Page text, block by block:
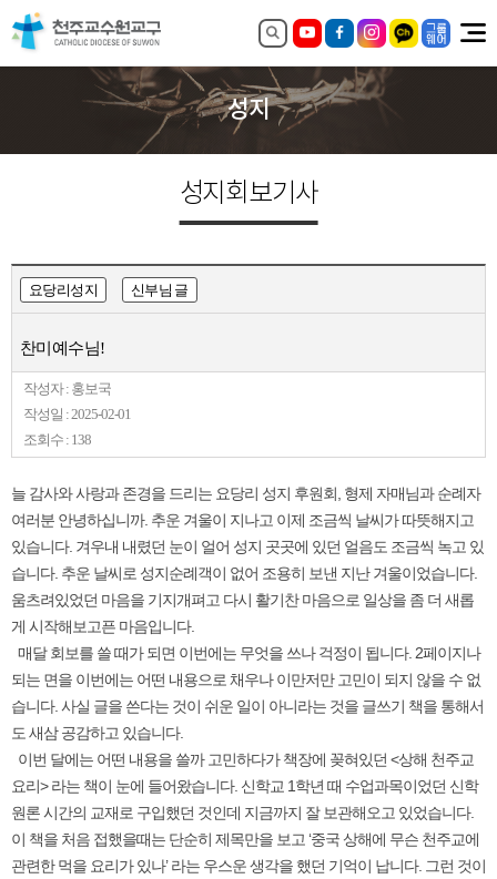
성지
성지회보기사
요당리성지 신부님 글
찬미예수님!
작성자 : 홍보국
작성일 : 2025-02-01
조회수 : 138
늘 감사와 사랑과 존경을 드리는 요당리 성지 후원회, 형제 자매님과 순례자
여러분 안녕하십니까. 추운 겨울이 지나고 이제 조금씩 날씨가 따뜻해지고
있습니다. 겨우내 내렸던 눈이 얼어 성지 곳곳에 있던 얼음도 조금씩 녹고 있
습니다. 추운 날씨로 성지순례객이 없어 조용히 보낸 지난 겨울이었습니다.
움츠려있었던 마음을 기지개펴고 다시 활기찬 마음으로 일상을 좀 더 새롭
게 시작해보고픈 마음입니다.
매달 회보를 쓸 때가 되면 이번에는 무엇을 쓰나 걱정이 됩니다. 2페이지나
되는 면을 이번에는 어떤 내용으로 채우나 이만저만 고민이 되지 않을 수 없
습니다. 사실 글을 쓴다는 것이 쉬운 일이 아니라는 것을 글쓰기 책을 통해서
도 새삼 공감하고 있습니다.
이번 달에는 어떤 내용을 쓸까 고민하다가 책장에 꽂혀있던 <상해 천주교
요리> 라는 책이 눈에 들어왔습니다. 신학교 1학년 때 수업과목이었던 신학
원론 시간의 교재로 구입했던 것인데 지금까지 잘 보관해오고 있었습니다.
이 책을 처음 접했을때는 단순히 제목만을 보고 ‘중국 상해에 무슨 천주교에
관련한 먹을 요리가 있나’ 라는 우스운 생각을 했던 기억이 납니다. 그런 것이